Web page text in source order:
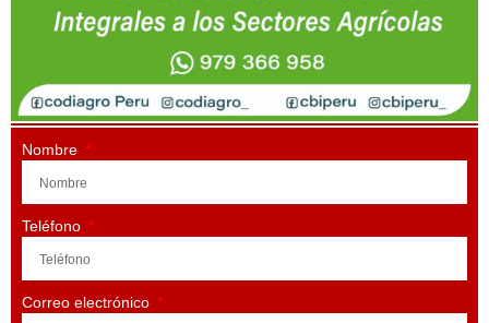
Nombre
Teléfono
Correo electrónico